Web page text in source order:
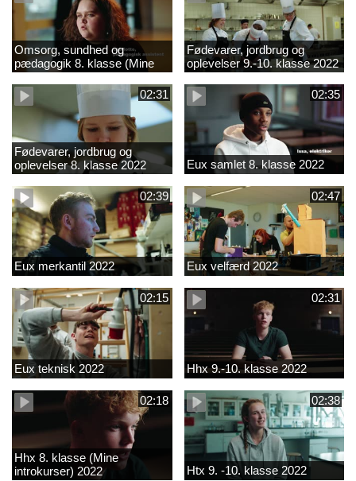
Omsorg, sundhed og
pædagogik 8. klasse (Mine
introkurser) 2022
Fødevarer, jordbrug og
oplevelser 9.-10. klasse 2022
02:31
Fødevarer, jordbrug og
oplevelser 8. klasse 2022
02:35
Eux samlet 8. klasse 2022
02:39
Eux merkantil 2022
02:47
Eux velfærd 2022
02:15
Eux teknisk 2022
02:31
Hhx 9.-10. klasse 2022
02:18
Hhx 8. klasse (Mine
introkurser) 2022
02:38
Htx 9. -10. klasse 2022